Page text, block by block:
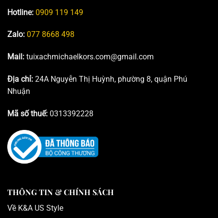
Hotline: 0909 119 149
Zalo: 077 8668 498
Mail: tuixachmichaelkors.com@gmail.com
Địa chỉ: 24A Nguyễn Thị Huỳnh, phường 8, quận Phú
Nhuận
Mã số thuế: 0313392228
THÔNG TIN & CHÍNH SÁCH
Về K&A US Style